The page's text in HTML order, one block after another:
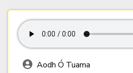
Aodh Ó Tuama